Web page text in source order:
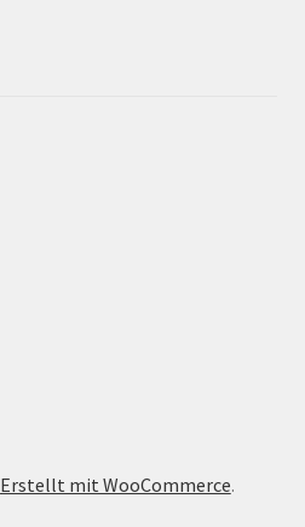
Erstellt mit WooCommerce.